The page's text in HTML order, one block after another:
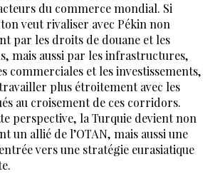
du commerce mondial. Si
veut rivaliser avec Pékin non
par les droits de douane et les
mais aussi par les infrastructures,
commerciales et les investissements,
plus étroitement avec les
au croisement de ces corridors.
perspective, la Turquie devient non
un allié de l’OTAN, mais aussi une
vers une stratégie eurasiatique